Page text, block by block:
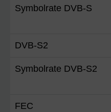
Symbolrate DVB-S
DVB-S2
Symbolrate DVB-S2
FEC